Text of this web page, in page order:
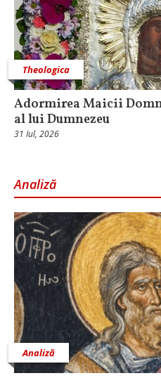
Theologica
Adormirea Maicii
al lui Dumnezeu
31 Iul, 2026
Analiză
Analiză